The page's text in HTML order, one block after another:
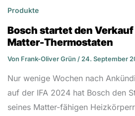
Produkte
Bosch startet den
Matter-Thermostaten
Von Frank-Oliver Grün /24. September
Nur wenige Wochen nach
auf der IFA 2024 hat Bosch den
seines Matter-fähigen